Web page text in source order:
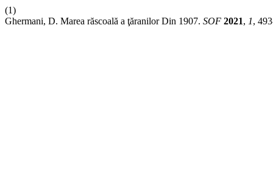
(1)
Ghermani, D. Marea răscoală a ţăranilor Din 1907. SOF 2021, 1,